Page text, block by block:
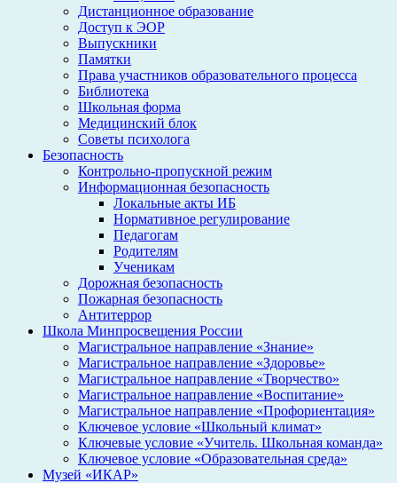
Дистанционное образование
Доступ к ЭОР
Выпускники
Памятки
Права участников образовательного процесса
Библиотека
Школьная форма
Медицинский блок
Советы психолога
Безопасность
Контрольно-пропускной режим
Информационная безопасность
Локальные акты ИБ
Нормативное регулирование
Педагогам
Родителям
Ученикам
Дорожная безопасность
Пожарная безопасность
Антитеррор
Школа Минпросвещения России
Магистральное направление «Знание»
Магистральное направление «Здоровье»
Магистральное направление «Творчество»
Магистральное направление «Воспитание»
Магистральное направление «Профориентация»
Ключевое условие «Школьный климат»
Ключевые условие «Учитель. Школьная команда»
Ключевое условие «Образовательная среда»
Музей «ИКАР»